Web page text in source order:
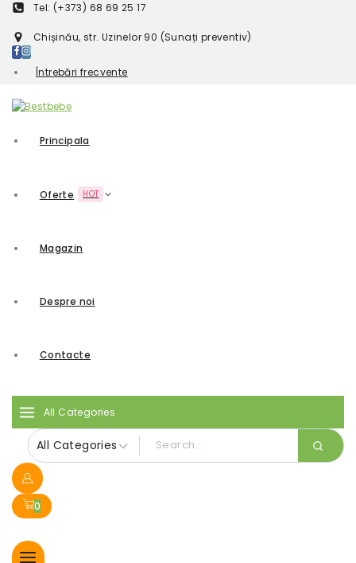
Tel: (+373) 68 69 25 17
Chișinău, str. Uzinelor 90 (Sunați preventiv)
Întrebări frecvente
Principala
Oferte HOT
Magazin
Despre noi
Contacte
All Categories
0